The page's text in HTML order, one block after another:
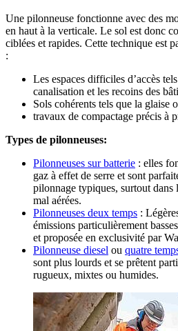
Une pilonneuse fonctionne avec des
en haut à la verticale. Le sol est donc
ciblées et rapides. Cette technique est
:
Les espaces difficiles d’accès
canalisation et les recoins des
Sols cohérents tels que la glaise
travaux de compactage précis à
Types de pilonneuses:
Pilonneuses sur batterie : elles
gaz à effet de serre et sont
pilonnage typiques, surtout dans
mal aérées.
Pilonneuses deux temps :
émissions particulièrement
et proposée en exclusivité par
Pilonneuse diesel ou quatre
sont plus lourds et se prêtent
rugueux, mixtes ou humides.